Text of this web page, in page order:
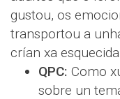
gustou, os
transportou a
crían xa
QPC: Como
sobre un